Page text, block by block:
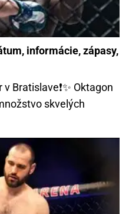
informácie, zápasy,
Bratislave❗✨ Oktagon
skvelých